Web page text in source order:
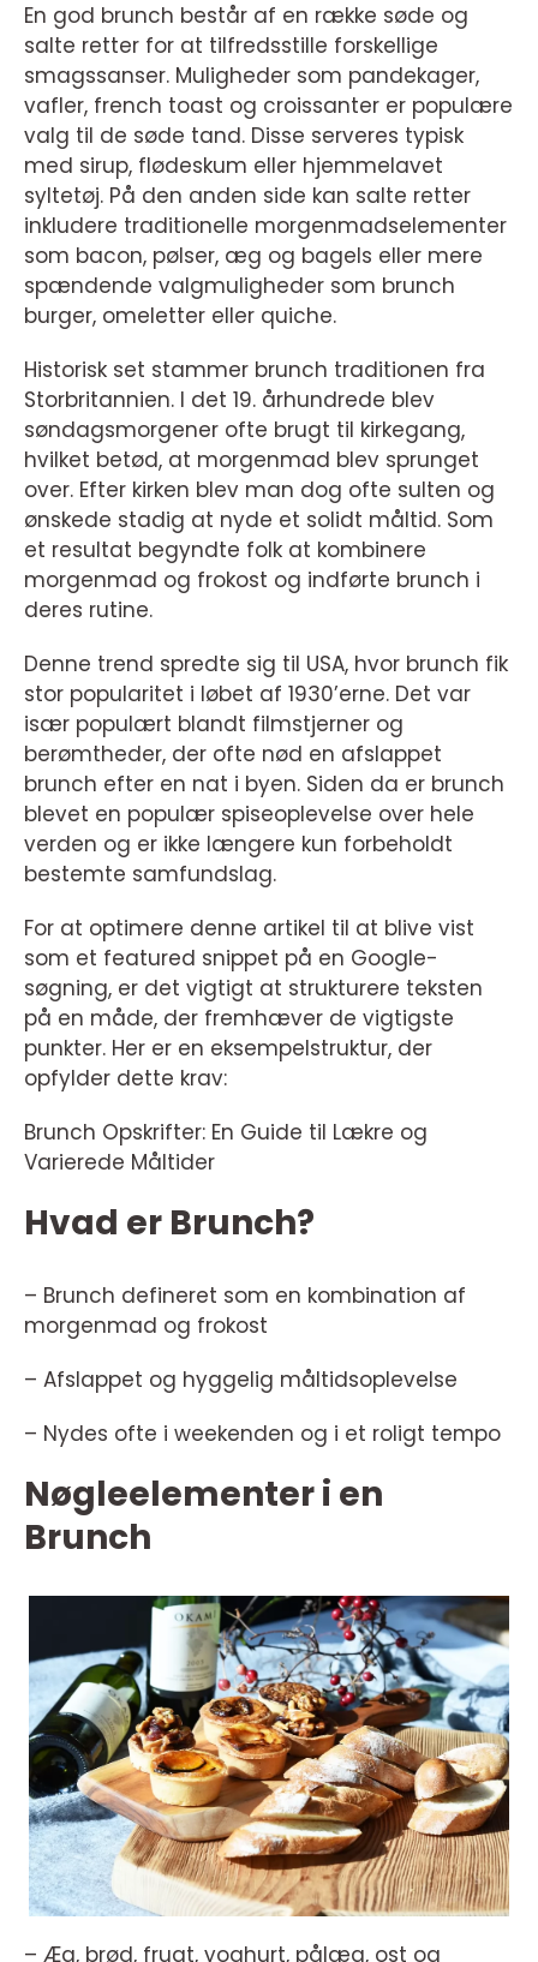
En god brunch består af en række søde og
salte retter for at tilfredsstille forskellige
smagssanser. Muligheder som pandekager,
vafler, french toast og croissanter er populære
valg til de søde tand. Disse serveres typisk
med sirup, flødeskum eller hjemmelavet
syltetøj. På den anden side kan salte retter
inkludere traditionelle morgenmadselementer
som bacon, pølser, æg og bagels eller mere
spændende valgmuligheder som brunch
burger, omeletter eller quiche.
Historisk set stammer brunch traditionen fra
Storbritannien. I det 19. århundrede blev
søndagsmorgener ofte brugt til kirkegang,
hvilket betød, at morgenmad blev sprunget
over. Efter kirken blev man dog ofte sulten og
ønskede stadig at nyde et solidt måltid. Som
et resultat begyndte folk at kombinere
morgenmad og frokost og indførte brunch i
deres rutine.
Denne trend spredte sig til USA, hvor brunch fik
stor popularitet i løbet af 1930’erne. Det var
især populært blandt filmstjerner og
berømtheder, der ofte nød en afslappet
brunch efter en nat i byen. Siden da er brunch
blevet en populær spiseoplevelse over hele
verden og er ikke længere kun forbeholdt
bestemte samfundslag.
For at optimere denne artikel til at blive vist
som et featured snippet på en Google-
søgning, er det vigtigt at strukturere teksten
på en måde, der fremhæver de vigtigste
punkter. Her er en eksempelstruktur, der
opfylder dette krav:
Brunch Opskrifter: En Guide til Lækre og
Varierede Måltider
Hvad er Brunch?
– Brunch defineret som en kombination af
morgenmad og frokost
– Afslappet og hyggelig måltidsoplevelse
– Nydes ofte i weekenden og i et roligt tempo
Nøgleelementer i en
Brunch
– Æg, brød, frugt, yoghurt, pålæg, ost og